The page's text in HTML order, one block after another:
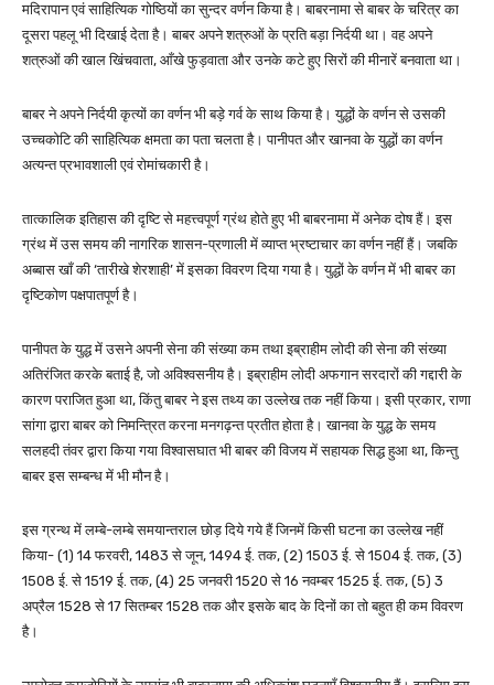
मदिरापान एवं साहित्यिक गोष्ठियों का सुन्दर वर्णन किया है। बाबरनामा से बाबर के चरित्र का
दूसरा पहलू भी दिखाई देता है। बाबर अपने शत्रुओं के प्रति बड़ा निर्दयी था। वह अपने
शत्रुओं की खाल खिंचवाता, आँखे फुड़वाता और उनके कटे हुए सिरों की मीनारें बनवाता था।
बाबर ने अपने निर्दयी कृत्यों का वर्णन भी बड़े गर्व के साथ किया है। युद्धों के वर्णन से उसकी
उच्चकोटि की साहित्यिक क्षमता का पता चलता है। पानीपत और खानवा के युद्धों का वर्णन
अत्यन्त प्रभावशाली एवं रोमांचकारी है।
तात्कालिक इतिहास की दृष्टि से महत्त्वपूर्ण ग्रंथ होते हुए भी बाबरनामा में अनेक दोष हैं। इस
ग्रंथ में उस समय की नागरिक शासन-प्रणाली में व्याप्त भ्रष्टाचार का वर्णन नहीं हैं। जबकि
अब्बास खाँ की ‘तारीखे शेरशाही’ में इसका विवरण दिया गया है। युद्धों के वर्णन में भी बाबर का
दृष्टिकोण पक्षपातपूर्ण है।
पानीपत के युद्ध में उसने अपनी सेना की संख्या कम तथा इब्राहीम लोदी की सेना की संख्या
अतिरंजित करके बताई है, जो अविश्वसनीय है। इब्राहीम लोदी अफगान सरदारों की गद्दारी के
कारण पराजित हुआ था, किंतु बाबर ने इस तथ्य का उल्लेख तक नहीं किया। इसी प्रकार, राणा
सांगा द्वारा बाबर को निमन्त्रित करना मनगढ़न्त प्रतीत होता है। खानवा के युद्ध के समय
सलहदी तंवर द्वारा किया गया विश्वासघात भी बाबर की विजय में सहायक सिद्ध हुआ था, किन्तु
बाबर इस सम्बन्ध में भी मौन है।
इस ग्रन्थ में लम्बे-लम्बे समयान्तराल छोड़ दिये गये हैं जिनमें किसी घटना का उल्लेख नहीं
किया- (1) 14 फरवरी, 1483 से जून, 1494 ई. तक, (2) 1503 ई. से 1504 ई. तक, (3)
1508 ई. से 1519 ई. तक, (4) 25 जनवरी 1520 से 16 नवम्बर 1525 ई. तक, (5) 3
अप्रैल 1528 से 17 सितम्बर 1528 तक और इसके बाद के दिनों का तो बहुत ही कम विवरण
है।